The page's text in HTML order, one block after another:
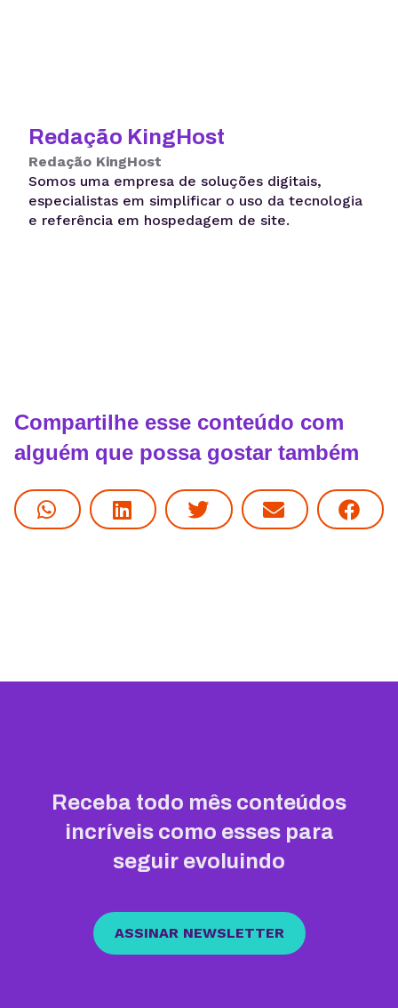
Redação KingHost
Redação KingHost
Somos uma empresa de soluções digitais,
especialistas em simplificar o uso da tecnologia
e referência em hospedagem de site.
Compartilhe esse conteúdo com
alguém que possa gostar também
Receba todo mês conteúdos
incríveis como esses para
seguir evoluindo
ASSINAR NEWSLETTER